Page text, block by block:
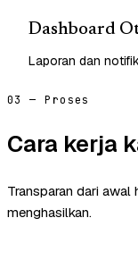
Dashboard
Laporan dan
03 — Proses
Cara kerja
Transparan dari
menghasilkan.